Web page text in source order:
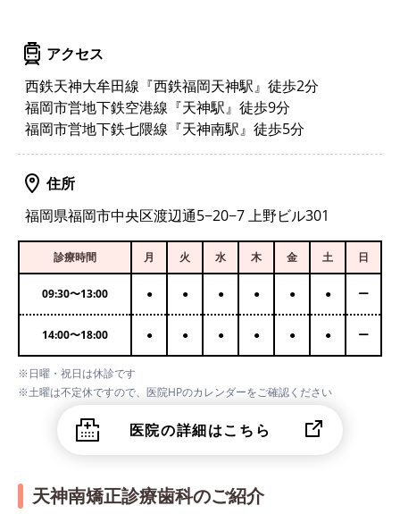
アクセス
西鉄天神大牟田線『西鉄福岡天神駅』徒歩2分
福岡市営地下鉄空港線『天神駅』徒歩9分
福岡市営地下鉄七隈線『天神南駅』徒歩5分
住所
福岡県福岡市中央区渡辺通5−20−7 上野ビル301
診療時間 月 火 水 木 金 土 日
09:30〜13:00 ● ● ● ● ● ● ー
14:00〜18:00 ● ● ● ● ● ● ー
※日曜・祝日は休診です
※土曜は不定休ですので、医院HPのカレンダーをご確認ください
医院の詳細はこちら
天神南矯正診療歯科のご紹介